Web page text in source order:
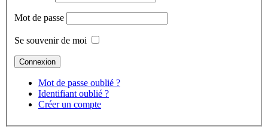
Mot de passe
Se souvenir de moi
Mot de passe oublié ?
Identifiant oublié ?
Créer un compte